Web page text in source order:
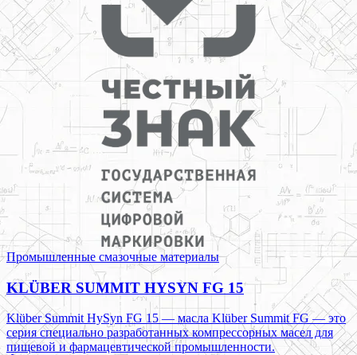
Промышленные смазочные материалы
KLÜBER SUMMIT HYSYN FG 15
Klüber Summit HySyn FG 15 — масла Klüber Summit FG — это
серия специально разработанных компрессорных масел для
пищевой и фармацевтической промышленности.